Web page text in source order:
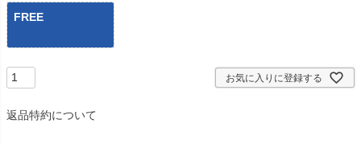
FREE
お気に入りに登録する
返品特約について